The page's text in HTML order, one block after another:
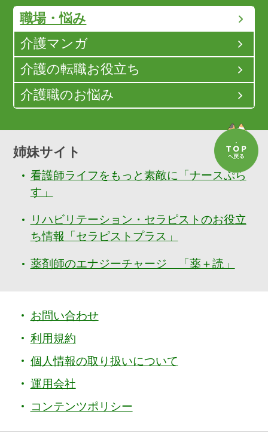
職場・悩み
介護マンガ
介護の転職お役立ち
介護職のお悩み
姉妹サイト
看護師ライフをもっと素敵に「ナースぷら
す」
リハビリテーション・セラピストのお役立
ち情報「セラピストプラス」
薬剤師のエナジーチャージ 「薬＋読」
お問い合わせ
利用規約
個人情報の取り扱いについて
運用会社
コンテンツポリシー